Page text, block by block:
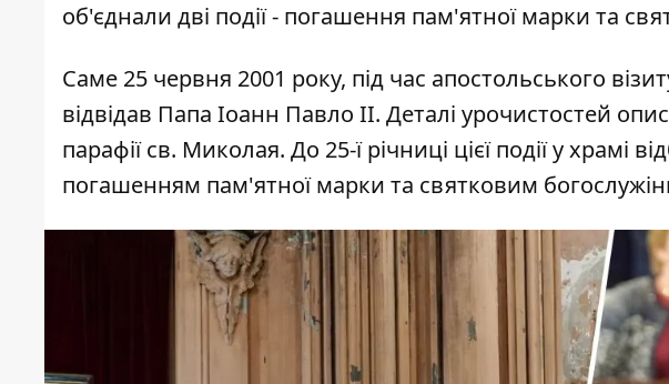
об'єднали дві події - погашення пам'ятної марки та
Саме 25 червня 2001 року, під час апостольського
відвідав Папа Іоанн Павло ІІ. Деталі урочистостей
парафії св. Миколая. До 25-ї річниці цієї події у храмі
погашенням пам'ятної марки та святковим